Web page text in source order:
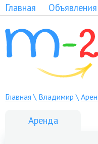
Главная Объявления
Главная \ Владимир \
Аренда